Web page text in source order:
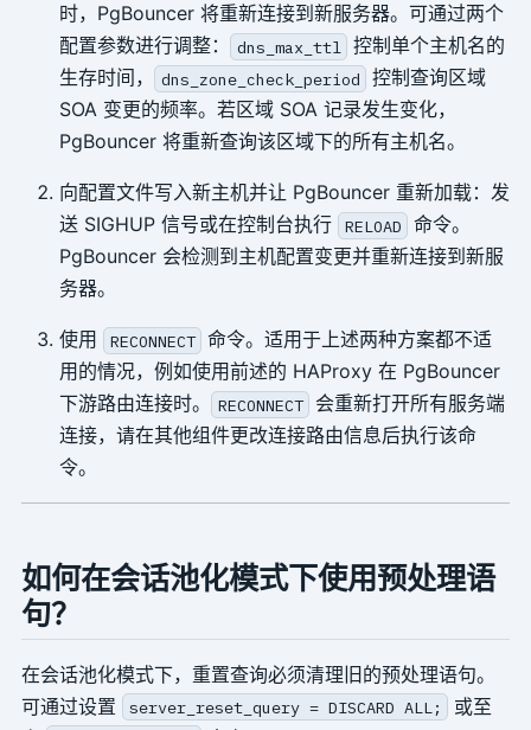
时，PgBouncer 将重新连接到新服务器。可通过两个
配置参数进行调整：
dns_max_ttl
控制单个主机名的
生存时间，
dns_zone_check_period
控制查询区域
SOA 变更的频率。若区域 SOA 记录发生变化，
PgBouncer 将重新查询该区域下的所有主机名。
向配置文件写入新主机并让 PgBouncer 重新加载：发
送 SIGHUP 信号或在控制台执行
RELOAD
命令。
PgBouncer 会检测到主机配置变更并重新连接到新服
务器。
使用 RECONNECT 命令。适用于上述两种方案都不适
用的情况，例如使用前述的 HAProxy 在 PgBouncer
下游路由连接时。
RECONNECT
会重新打开所有服务端
连接，请在其他组件更改连接路由信息后执行该命
令。
如何在会话池化模式下使用预处理语
句？
在会话池化模式下，重置查询必须清理旧的预处理语句。
可通过设置
server_reset_query = DISCARD ALL;
或至